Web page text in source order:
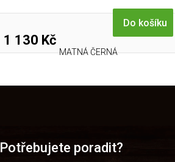
1 130 Kč
Do košíku
MATNÁ ČERNÁ
O
a
Potřebujete poradit?